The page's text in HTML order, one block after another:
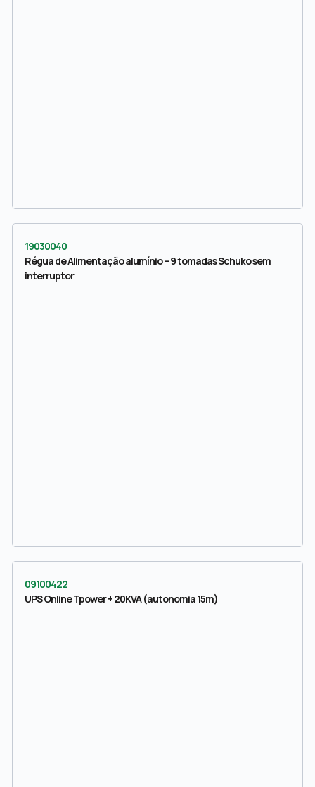
19030040
Régua de Alimentação alumínio – 9 tomadas Schuko sem
interruptor
09100422
UPS Online Tpower + 20KVA (autonomia 15m)